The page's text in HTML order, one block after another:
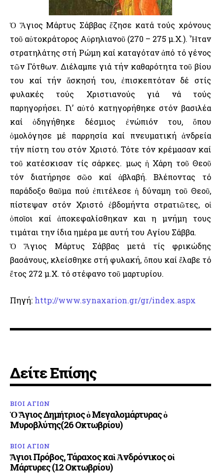
Ὁ Ἅγιος Μάρτυς Σάββας ἔζησε κατά τούς χρόνους
τοῦ αὐτοκράτορος Αὐρηλιανοῦ (270 – 275 μ.Χ.). Ἦταν
στρατηλάτης στή Ρώμη καί καταγόταν ἀπό τό γένος
τῶν Γότθων. Διέλαμπε γιά τήν καθαρότητα τοῦ βίου
του καί τήν ἄσκησή του, ἐπισκεπτόταν δέ στίς
φυλακές τούς Χριστιανούς γιά νά τούς
παρηγορήσει. Γι’ αὐτό κατηγορήθηκε στόν βασιλέα
καί ὁδηγήθηκε δέσμιος ἐνώπιόν του, ὅπου
ὁμολόγησε μέ παρρησία καί πνευματική ἀνδρεία
τήν πίστη του στόν Χριστό. Τότε τόν κρέμασαν καί
τοῦ κατέσκισαν τίς σάρκες. Ὅμως ἡ Χάρη τοῦ Θεοῦ
τόν διατήρησε σῶο καί ἀβλαβή. Βλέποντας τό
παράδοξο θαῦμα πού ἐπιτέλεσε ἡ δύναμη τοῦ Θεοῦ,
πίστεψαν στόν Χριστό ἑβδομήντα στρατιῶτες, οἱ
ὁποῖοι καί ἀποκεφαλίσθηκαν και η μνήμη τους
τιμάται την ίδια ημέρα με αυτή του Αγίου Σάββα.
Ὁ Ἅγιος Μάρτυς Σάββας μετά τίς φρικώδης
βασάνους, κλείσθηκε στή φυλακή, ὅπου καί ἔλαβε τό
ἔτος 272 μ.Χ. τό στέφανο τοῦ μαρτυρίου.
Πηγή: http://www.synaxarion.gr/gr/index.aspx
Δείτε Επίσης
ΒΙΟΙ ΑΓΙΩΝ
Ὁ Ἅγιος Δημήτριος ὁ Μεγαλομάρτυρας ὁ
Μυροβλύτης(26 Οκτωβρίου)
ΒΙΟΙ ΑΓΙΩΝ
Ἅγιοι Πρόβος, Τάραχος καὶ Ἀνδρόνικος οἱ
Μάρτυρες (12 Οκτωβρίου)